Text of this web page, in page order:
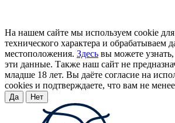
На нашем сайте мы используем cookie
технического характера и обрабатываем
местоположения. Здесь вы можете
эти данные. Также наш сайт не
младше 18 лет. Вы даёте согласие на
cookies и подтверждаете, что вам не
Да Нет